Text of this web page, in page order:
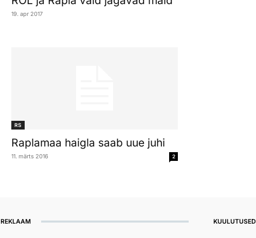
19. apr 2017
RS
Raplamaa haigla saab uue juhi
11. märts 2016 2
REKLAAM KUULUTUSED